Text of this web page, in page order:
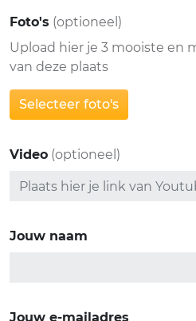
Foto's (optioneel)
Upload hier je 3 mooiste en
van deze plaats
Selecteer foto's
Video (optioneel)
Jouw naam
Jouw e-mailadres